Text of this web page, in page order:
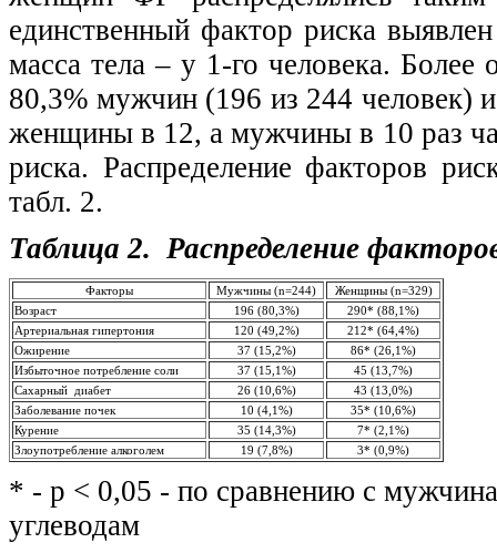
единственный фактор риска
масса тела – у 1-го человека.
80,3% мужчин (196 из 244 человек)
женщины в 12, а мужчины в 10 раз
риска. Распределение факторов
табл. 2.
Таблица 2. Распределение
Факторы Мужчины (n=244)
Женщины (n=329)
Возраст
196 (80,3%)
290* (88,1%)
Артериальная гипертония
120 (49,2%)
212* (64,4%)
Ожирение
37 (15,2%)
86* (26,1%)
Избыточное потребление соли
37 (15,1%)
45 (13,7%)
Сахарный диабет
26 (10,6%)
43 (13,0%)
Заболевание почек
10 (4,1%)
35* (10,6%)
Курение
35 (14,3%)
7* (2,1%)
Злоупотребление алкоголем
19 (7,8%) 3* (0,9%)
* - p < 0,05 - по сравнению с
углеводам